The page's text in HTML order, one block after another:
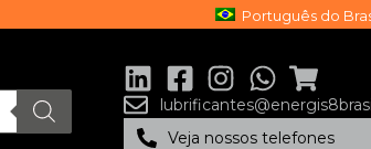
Português do
Veja nossos telefones